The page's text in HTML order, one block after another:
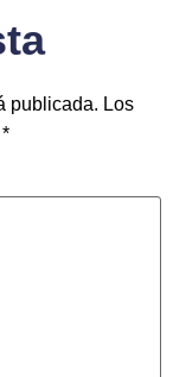
publicada. Los
*